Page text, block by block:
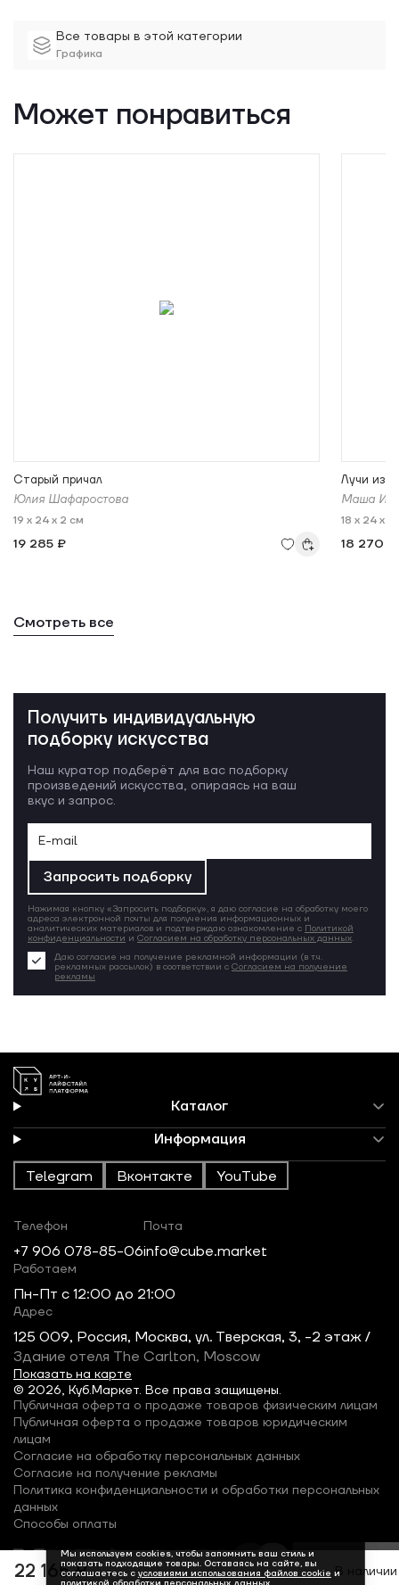
22 165 ₽ В наличии
Все товары в этой категории
Графика
Может понравиться
Старый причал
Юлия Шафаростова
19 x 24 x 2 см
19 285 ₽
Лучи из
Маша
18 x 24 x 3
18 270 ₽
Смотреть все
Получить индивидуальную
подборку искусства
Наш куратор подберёт для вас подборку
произведений искусства, опираясь на ваш
вкус и запрос.
Запросить подборку
Нажимая кнопку «Запросить подборку», я даю согласие на обработку моего
адреса электронной почты для получения информационных и
аналитических материалов и подтверждаю ознакомление с Политикой
конфиденциальности и Согласием на обработку персональных данных.
Даю согласие на получение рекламной информации (в т.ч.
рекламных рассылок) в соответствии с Согласием на получение
рекламы
Каталог
Информация
Telegram Вконтакте YouTube
© 2026, Куб.Маркет. Все права защищены.
Телефон
+7 906 078-85-06
Почта
info@cube.market
Работаем
Пн-Пт c 12:00 до 21:00
Адрес
125 009, Россия, Москва, ул. Тверская, 3, -2 этаж /
Здание отеля The Carlton, Moscow
Показать на карте
Публичная оферта о продаже товаров физическим лицам
Публичная оферта о продаже товаров юридическим
лицам
Согласие на обработку персональных данных
Согласие на получение рекламы
Политика конфиденциальности и обработки персональных
данных
Способы оплаты
Мы используем cookies, чтобы запомнить ваш стиль и
показать подходящие товары. Оставаясь на сайте, вы
соглашаетесь с условиями использования файлов cookie и